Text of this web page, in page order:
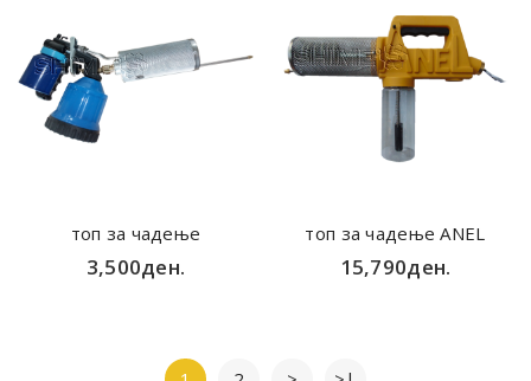
топ за чадење
3,500ден.
топ за чадење ANEL
15,790ден.